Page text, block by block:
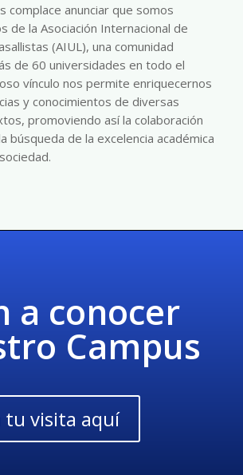
complace anunciar que somos
de la Asociación Internacional de
(AIUL), una comunidad
de 60 universidades en todo el
vínculo nos permite enriquecernos
y conocimientos de diversas
promoviendo así la colaboración
búsqueda de la excelencia académica
a conocer
Campus
tu visita aquí